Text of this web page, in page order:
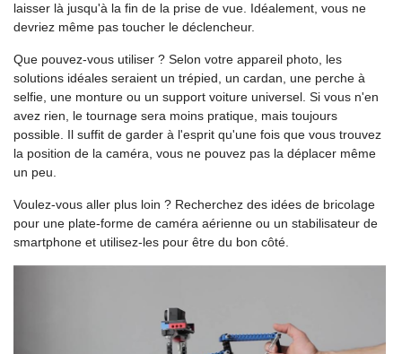
laisser là jusqu'à la fin de la prise de vue. Idéalement, vous ne
devriez même pas toucher le déclencheur.
Que pouvez-vous utiliser ? Selon votre appareil photo, les
solutions idéales seraient un trépied, un cardan, une perche à
selfie, une monture ou un support voiture universel. Si vous n'en
avez rien, le tournage sera moins pratique, mais toujours
possible. Il suffit de garder à l'esprit qu'une fois que vous trouvez
la position de la caméra, vous ne pouvez pas la déplacer même
un peu.
Voulez-vous aller plus loin ? Recherchez des idées de bricolage
pour une plate-forme de caméra aérienne ou un stabilisateur de
smartphone et utilisez-les pour être du bon côté.